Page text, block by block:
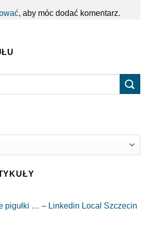
, aby móc dodać komentarz.
pigułki … – Linkedin Local Szczecin